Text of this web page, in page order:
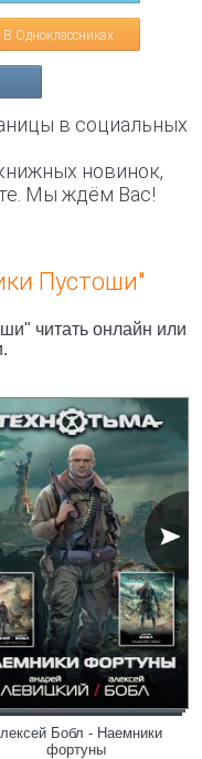
В Одноклассниках
в социальных
новинок,
Мы ждём Вас!
Пустоши"
читать онлайн или
Бобл - Наемники
фортуны